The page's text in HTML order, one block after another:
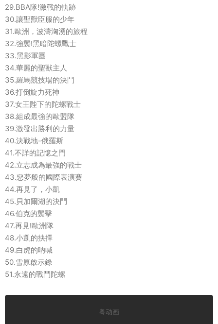
29.BBA隊!激戰的軌跡
30.讓聖獸臣服的少年
31.歐洲，波濤洶湧的旅程
32.強襲!黑暗陀螺戰士
33.黑影軍團
34.華麗的聖獸主人
35.羅馬競技場的決鬥
36.打倒旋力死神
37.女王陛下的陀螺戰士
38.組成最強的歐盟隊
39.激發出勝利的力量
40.決戰地-俄羅斯
41.不詳的記憶之門
42.立志成為最強的戰士
43.惡夢般的國際表演賽
44.再見了，小凱
45.貝加爾湖的決鬥
46.伯克的襲擊
47.再見!歐洲隊
48.小凱的抉擇
49.白虎的吶喊
50.雪原啟示錄
51.永遠的戰鬥陀螺
粤动画